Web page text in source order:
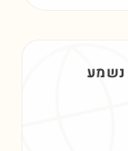
נשמע